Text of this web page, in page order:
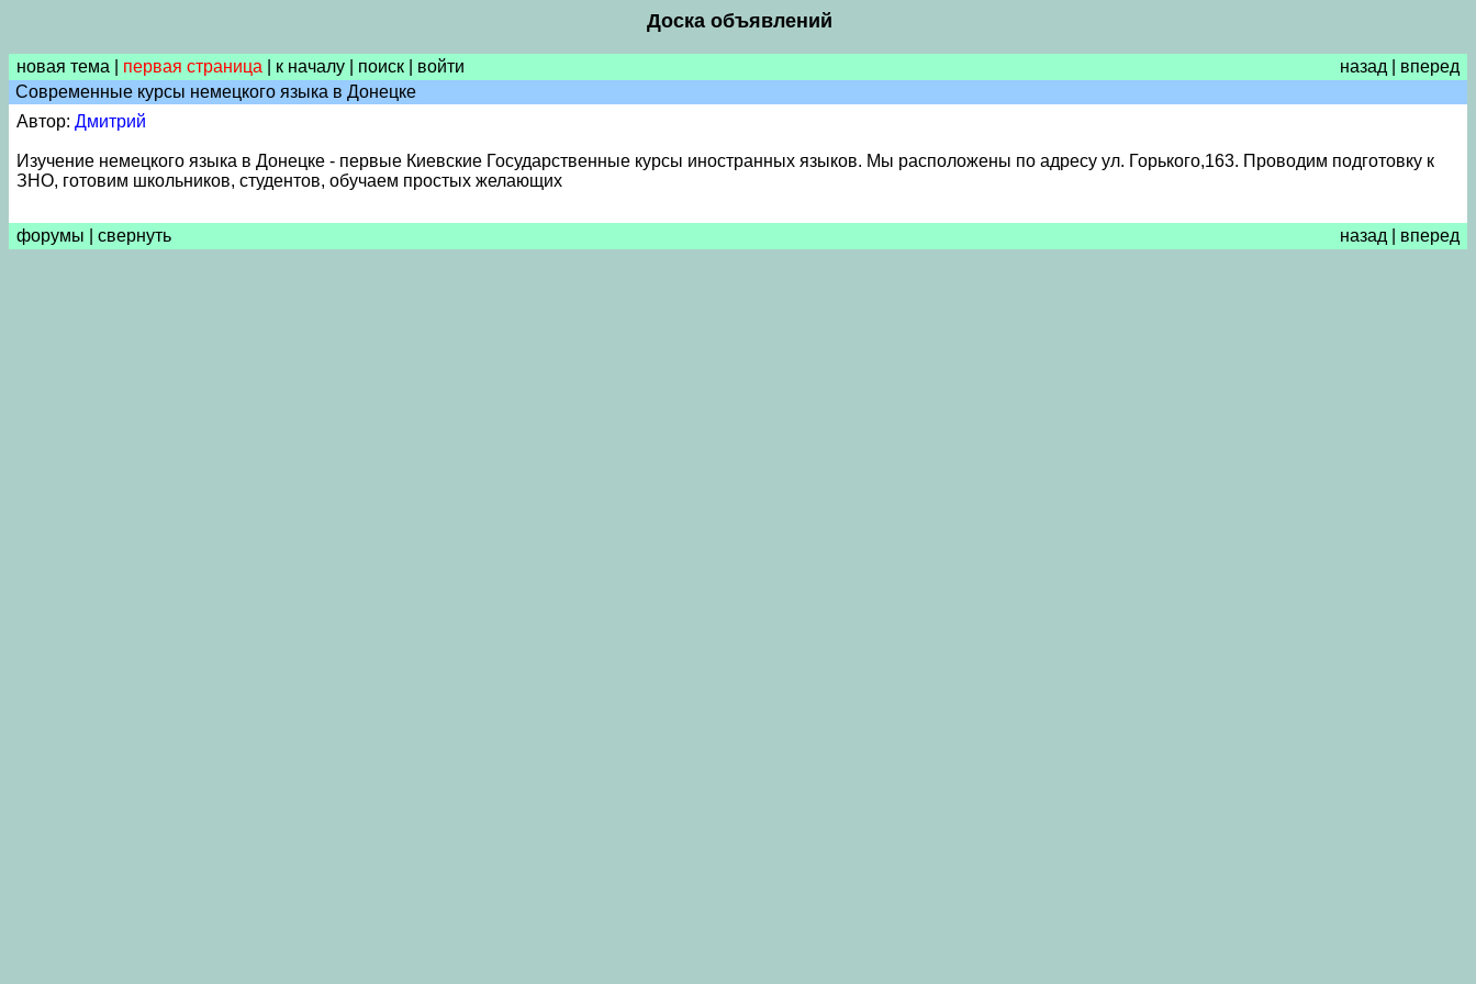
Доска объявлений
новая тема первая страница к началу поиск войти назад
вперед
Современные курсы немецкого языка в Донецке
Автор: Дмитрий
Изучение немецкого языка в Донецке - первые Киевские Государственные курсы иностранных языков. Мы расположены по адресу ул. Горького,163. Проводим подготовку к
ЗНО, готовим школьников, студентов, обучаем простых желающих
форумы свернуть назад вперед